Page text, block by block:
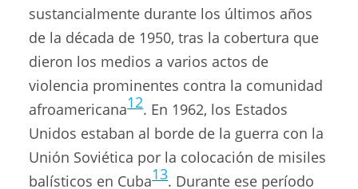
sustancialmente durante los últimos años
de la década de 1950, tras la cobertura que
dieron los medios a varios actos de
violencia prominentes contra la comunidad
afroamericana12. En 1962, los Estados
Unidos estaban al borde de la guerra con la
Unión Soviética por la colocación de misiles
balísticos en Cuba13. Durante ese período